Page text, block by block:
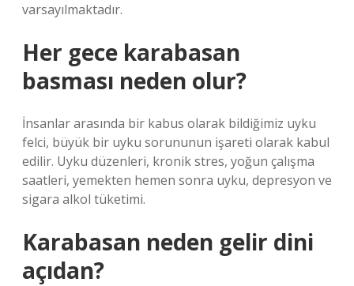
varsayılmaktadır.
Her gece karabasan
basması neden olur?
İnsanlar arasında bir kabus olarak bildiğimiz uyku
felci, büyük bir uyku sorununun işareti olarak kabul
edilir. Uyku düzenleri, kronik stres, yoğun çalışma
saatleri, yemekten hemen sonra uyku, depresyon ve
sigara alkol tüketimi.
Karabasan neden gelir dini
açıdan?